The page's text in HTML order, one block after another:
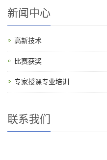
新闻中心
高新技术
比赛获奖
专家授课专业培训
联系我们